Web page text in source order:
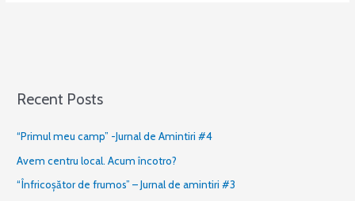
Recent Posts
“Primul meu camp” -Jurnal de Amintiri #4
Avem centru local. Acum încotro?
“Înfricoșător de frumos” – Jurnal de amintiri #3